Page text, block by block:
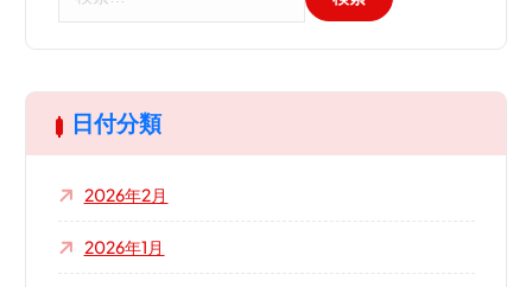
日付分類
2026年2月
2026年1月